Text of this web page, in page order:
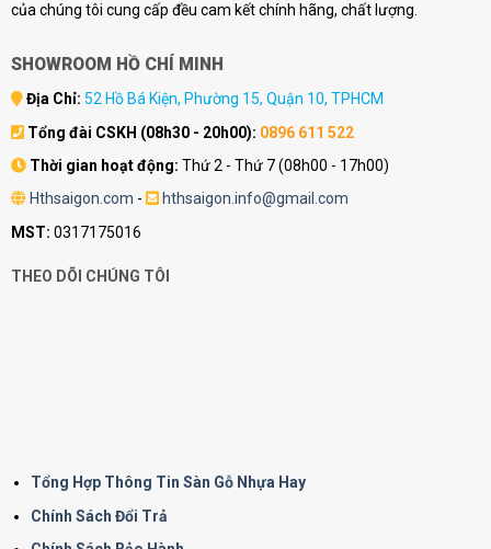
của chúng tôi cung cấp đều cam kết chính hãng, chất lượng.
SHOWROOM HỒ CHÍ MINH
Địa Chỉ: 52 Hồ Bá Kiện, Phường 15, Quận 10, TPHCM
Tổng đài CSKH (08h30 - 20h00): 0896 611 522
Thời gian hoạt động: Thứ 2 - Thứ 7 (08h00 - 17h00)
Hthsaigon.com -
hthsaigon.info@gmail.com
MST: 0317175016
THEO DÕI CHÚNG TÔI
Tổng Hợp Thông Tin Sàn Gỗ Nhựa Hay
Chính Sách Đổi Trả